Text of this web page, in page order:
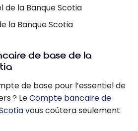
de la Banque Scotia
la Banque Scotia
de base de la
de base pour l’essentiel de
? LeCompte bancaire de
vous coûtera seulement